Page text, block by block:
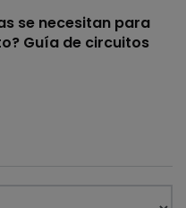
se necesitan para
Guía de circuitos